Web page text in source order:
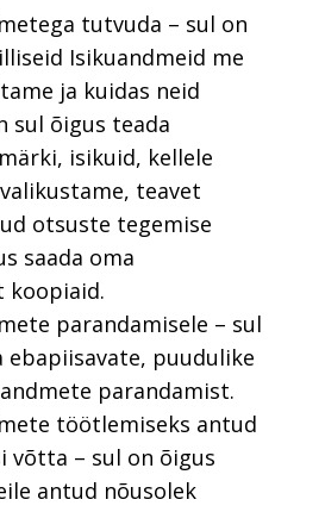
tutvuda – sul on
Isikuandmeid me
ja kuidas neid
sul õigus teada
isikuid, kellele
teavet
otsuste tegemise
saada oma
koopiaid.
parandamisele – sul
ebapiisavate, puudulike
parandamist.
töötlemiseks antud
võtta – sul on õigus
antud nõusolek